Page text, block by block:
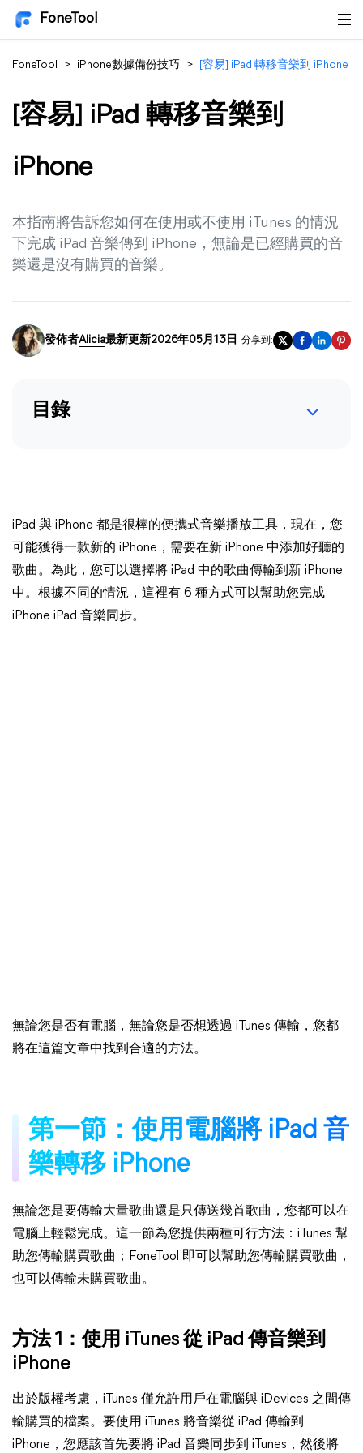
FoneTool
FoneTool > iPhone數據備份技巧 > [容易] iPad 轉移音樂到 iPhone
[容易] iPad 轉移音樂到
iPhone
本指南將告訴您如何在使用或不使用 iTunes 的情況
下完成 iPad 音樂傳到 iPhone，無論是已經購買的音
樂還是沒有購買的音樂。
發佈者Alicia最新更新2026年05月13日 分享到:
目錄
iPad 與 iPhone 都是很棒的便攜式音樂播放工具，現在，您
可能獲得一款新的 iPhone，需要在新 iPhone 中添加好聽的
歌曲。為此，您可以選擇將 iPad 中的歌曲傳輸到新 iPhone
中。根據不同的情況，這裡有 6 種方式可以幫助您完成
iPhone iPad 音樂同步。
無論您是否有電腦，無論您是否想透過 iTunes 傳輸，您都
將在這篇文章中找到合適的方法。
第一節：使用電腦將 iPad 音
樂轉移 iPhone
無論您是要傳輸大量歌曲還是只傳送幾首歌曲，您都可以在
電腦上輕鬆完成。這一節為您提供兩種可行方法：iTunes 幫
助您傳輸購買歌曲；FoneTool 即可以幫助您傳輸購買歌曲，
也可以傳輸未購買歌曲。
方法 1：使用 iTunes 從 iPad 傳音樂到
iPhone
出於版權考慮，iTunes 僅允許用戶在電腦與 iDevices 之間傳
輸購買的檔案。要使用 iTunes 將音樂從 iPad 傳輸到
iPhone，您應該首先要將 iPad 音樂同步到 iTunes，然後將